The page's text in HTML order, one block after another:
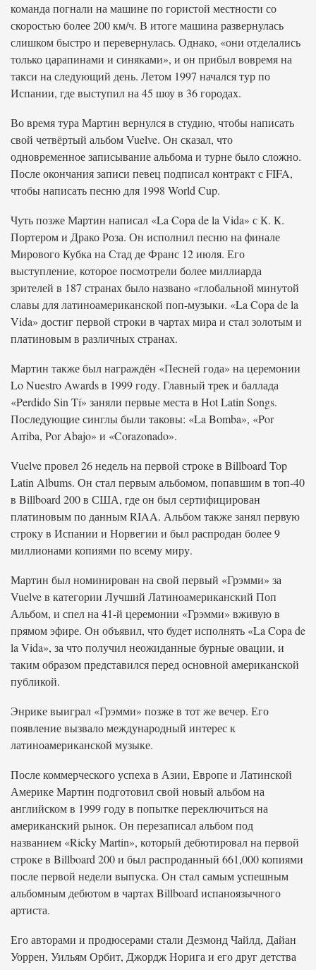
команда погнали на машине по гористой местности со
скоростью более 200 км/ч. В итоге машина развернулась
слишком быстро и перевернулась. Однако, «они отделались
только царапинами и синяками», и он прибыл вовремя на
такси на следующий день. Летом 1997 начался тур по
Испании, где выступил на 45 шоу в 36 городах.
Во время тура Мартин вернулся в студию, чтобы написать
свой четвёртый альбом Vuelve. Он сказал, что
одновременное записывание альбома и турне было сложно.
После окончания записи певец подписал контракт с FIFA,
чтобы написать песню для 1998 World Cup.
Чуть позже Мартин написал «La Copa de la Vida» с К. К.
Портером и Драко Роза. Он исполнил песню на финале
Мирового Кубка на Стад де Франс 12 июля. Его
выступление, которое посмотрели более миллиарда
зрителей в 187 странах было названо «глобальной минутой
славы для латиноамериканской поп-музыки. «La Copa de la
Vida» достиг первой строки в чартах мира и стал золотым и
платиновым в различных странах.
Мартин также был награждён «Песней года» на церемонии
Lo Nuestro Awards в 1999 году. Главный трек и баллада
«Perdido Sin Tí» заняли первые места в Hot Latin Songs.
Последующие синглы были таковы: «La Bomba», «Por
Arriba, Por Abajo» и «Corazonado».
Vuelve провел 26 недель на первой строке в Billboard Top
Latin Albums. Он стал первым альбомом, попавшим в топ-40
в Billboard 200 в США, где он был сертифицирован
платиновым по данным RIAA. Альбом также занял первую
строку в Испании и Норвегии и был распродан более 9
миллионами копиями по всему миру.
Мартин был номинирован на свой первый «Грэмми» за
Vuelve в категории Лучший Латиноамериканский Поп
Альбом, и спел на 41-й церемонии «Грэмми» вживую в
прямом эфире. Он объявил, что будет исполнять «La Copa de
la Vida», за что получил неожиданные бурные овации, и
таким образом представился перед основной американской
публикой.
Энрике выиграл «Грэмми» позже в тот же вечер. Его
появление вызвало международный интерес к
латиноамериканской музыке.
После коммерческого успеха в Азии, Европе и Латинской
Америке Мартин подготовил свой новый альбом на
английском в 1999 году в попытке переключиться на
американский рынок. Он перезаписал альбом под
названием «Ricky Martin», который дебютировал на первой
строке в Billboard 200 и был распроданный 661,000 копиями
после первой недели выпуска. Он стал самым успешным
альбомным дебютом в чартах Billboard испаноязычного
артиста.
Его авторами и продюсерами стали Дезмонд Чайлд, Дайан
Уоррен, Уильям Орбит, Джордж Норига и его друг детства